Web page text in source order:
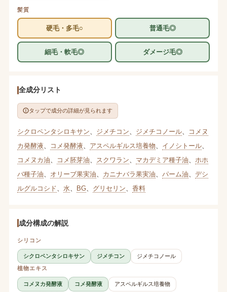
髪質
硬毛・多毛○ 普通毛◎
細毛・軟毛◎ ダメージ毛◎
全成分リスト
タップで成分の詳細が見られます
シクロペンタシロキサン ジメチコン ジメチコノール、
コメヌ
カ発酵液
コメ発酵液 アスペルギルス培養物 イノシトール、
コメヌカ油
コメ胚芽油 スクワラン マカデミア種子油
ホホ
バ種子油
オリーブ果実油 カニナバラ果実油 パーム油
デシ
ルグルコシド
水 BG、 グリセリン 香料
成分構成の解説
シリコン
シクロペンタシロキサン ジメチコン
ジメチコノール
植物エキス
コメヌカ発酵液 コメ発酵液
アスペルギルス培養物